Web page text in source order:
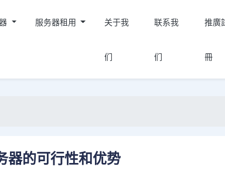
服务器租用 关于我
们
联系我
们
推廣
冊
器的可行性和优势